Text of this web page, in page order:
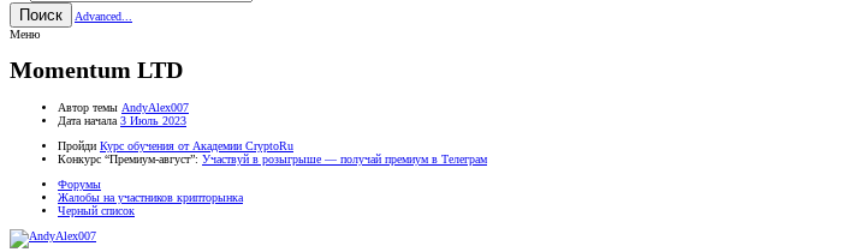
Поиск
Advanced...
Меню
Momentum LTD
Автор темы AndyAlex007
Дата начала 3 Июль 2023
Пройди Курс обучения от Академии CryptoRu
Конкурс “Премиум-август”: Участвуй в розыгрыше — получай премиум в Телеграм
Форумы
Жалобы на участников крипторынка
Черный список